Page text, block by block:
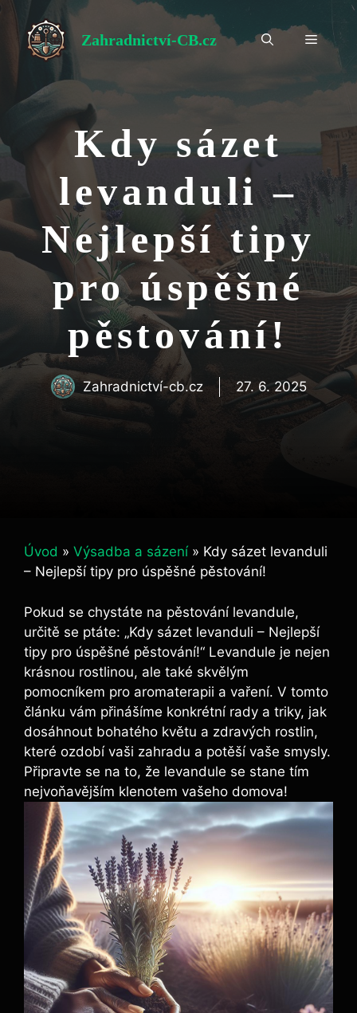
Přeskočit
obsah
Zahradnictví-CB.cz Menu
Kdy sázet
levanduli –
Nejlepší tipy
pro úspěšné
pěstování!
Zahradnictví-cb.cz 27. 6. 2025
Úvod » Výsadba a sázení » Kdy sázet levanduli
– Nejlepší tipy pro úspěšné pěstování!
Pokud se chystáte na pěstování levandule,
určitě se ptáte: „Kdy sázet levanduli – Nejlepší
tipy pro úspěšné pěstování!“ Levandule je nejen
krásnou rostlinou, ale také skvělým
pomocníkem pro aromaterapii a vaření. V tomto
článku vám přinášíme konkrétní rady a triky, jak
dosáhnout bohatého květu a zdravých rostlin,
které ozdobí vaši zahradu a potěší vaše smysly.
Připravte se na to, že levandule se stane tím
nejvoňavějším klenotem vašeho domova!